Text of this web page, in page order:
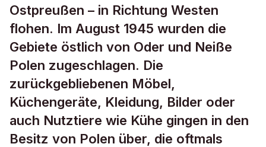
Ostpreußen – in Richtung Westen
flohen. Im August 1945 wurden die
Gebiete östlich von Oder und Neiße
Polen zugeschlagen. Die
zurückgebliebenen Möbel,
Küchengeräte, Kleidung, Bilder oder
auch Nutztiere wie Kühe gingen in den
Besitz von Polen über, die oftmals